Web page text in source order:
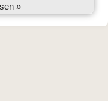
»